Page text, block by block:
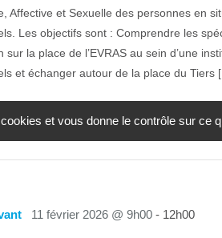
Affective et Sexuelle des personnes en
Les objectifs sont : Comprendre les
sur la place de l’EVRAS au sein d’une
et échanger autour de la place du Tiers
11 février 2026 @ 9h00- 12h00
et vous donne le contrôle sur ce